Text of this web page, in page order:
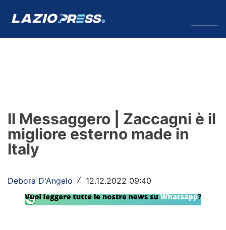
Formello
Infortuni
Calciomercato
Il Messaggero | Zaccagni è il
migliore esterno made in
Italy
Debora D'Angelo / 12.12.2022 09:40